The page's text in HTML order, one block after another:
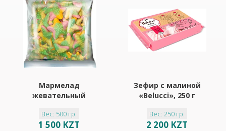
Мармелад
жевательный
вкусом персика и
апельсина»
Вес: 500 гр.
1 500 KZT
Зефир с малиной
«Belucci», 250 г
Вес: 250 гр.
2 200 KZT